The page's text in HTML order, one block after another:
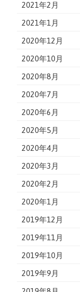
2021年2月
2021年1月
2020年12月
2020年10月
2020年8月
2020年7月
2020年6月
2020年5月
2020年4月
2020年3月
2020年2月
2020年1月
2019年12月
2019年11月
2019年10月
2019年9月